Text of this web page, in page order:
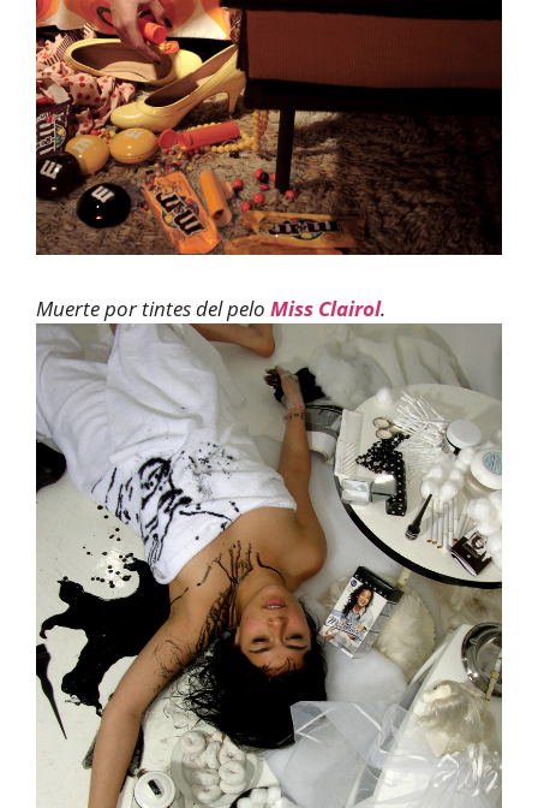
Muerte por tintes del pelo Miss Clairol.